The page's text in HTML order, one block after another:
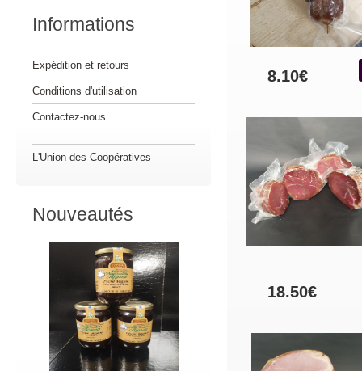
8.10€
18.50€
Informations
Expédition et retours
Conditions d'utilisation
Contactez-nous
L'Union des Coopératives
Nouveautés